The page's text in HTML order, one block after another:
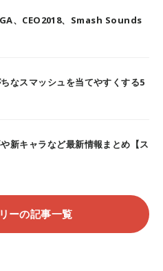
、CEO2018、Smash Sounds
なスマッシュを当てやすくする5
新キャラなど最新情報まとめ【ス
ーの記事一覧